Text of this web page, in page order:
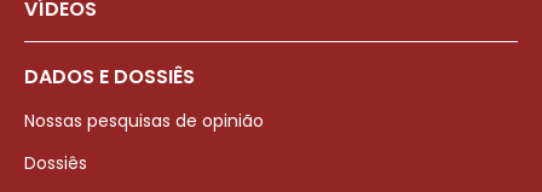
VÍDEOS
DADOS E DOSSIÊS
Nossas pesquisas de opinião
Dossiês